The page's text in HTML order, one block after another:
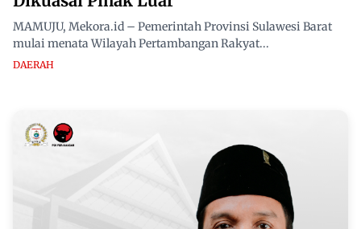
MAMUJU, Mekora.id – Pemerintah Provinsi Sulawesi Barat
mulai menata Wilayah Pertambangan Rakyat...
DAERAH